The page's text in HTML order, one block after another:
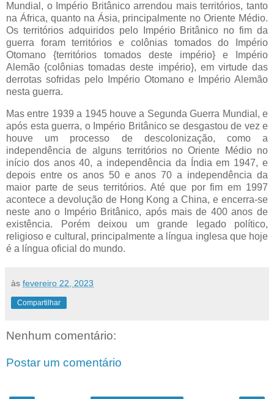
Mundial, o Império Britânico arrendou mais territórios, tanto
na África, quanto na Ásia, principalmente no Oriente Médio.
Os territórios adquiridos pelo Império Britânico no fim da
guerra foram territórios e colônias tomados do Império
Otomano {territórios tomados deste império} e Império
Alemão {colônias tomadas deste império}, em virtude das
derrotas sofridas pelo Império Otomano e Império Alemão
nesta guerra.
Mas entre 1939 a 1945 houve a Segunda Guerra Mundial, e
após esta guerra, o Império Britânico se desgastou de vez e
houve um processo de descolonização, como a
independência de alguns territórios no Oriente Médio no
início dos anos 40, a independência da Índia em 1947, e
depois entre os anos 50 e anos 70 a independência da
maior parte de seus territórios. Até que por fim em 1997
acontece a devolução de Hong Kong a China, e encerra-se
neste ano o Império Britânico, após mais de 400 anos de
existência. Porém deixou um grande legado político,
religioso e cultural, principalmente a língua inglesa que hoje
é a língua oficial do mundo.
às fevereiro 22, 2023
Compartilhar
Nenhum comentário:
Postar um comentário